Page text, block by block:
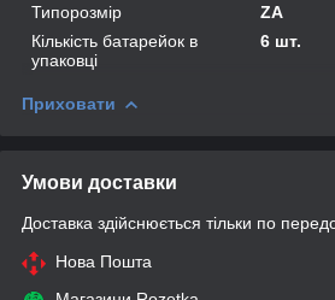
Типорозмір
ZA
Кількість батарейок в
упаковці
6 шт.
Приховати
Умови доставки
Доставка здійснюється тільки по
Нова Пошта